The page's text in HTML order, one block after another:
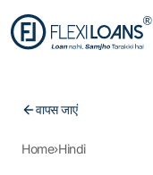
वापस जाएं
Home›Hindi